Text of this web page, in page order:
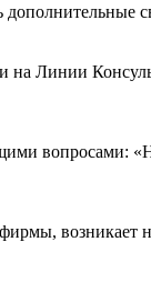
на Линии
вопросами:
возникает